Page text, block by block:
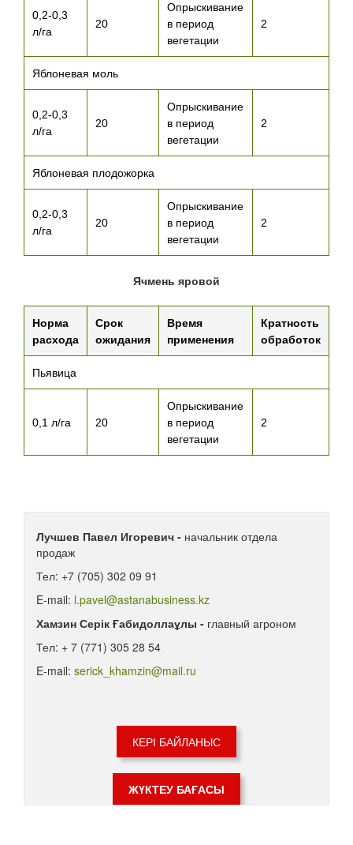
0,2-0,3
л/га
20
Опрыскивание
в период
вегетации
2
Яблоневая моль
0,2-0,3
л/га
20
Опрыскивание
в период
вегетации
2
Яблоневая плодожорка
0,2-0,3
л/га
20
Опрыскивание
в период
вегетации
2
Ячмень яровой
Норма
расхода
Срок
ожидания
Время
применения
Кратность
обработок
Пьявица
0,1 л/га 20
Опрыскивание
в период
вегетации
2
Лучшев Павел Игоревич - начальник отдела
продаж
Тел: +7 (705) 302 09 91
E-mail: l.pavel@astanabusiness.kz
Хамзин Серік Ғабидоллаұлы - главный агроном
Тел: + 7 (771) 305 28 54
E-mail: serick_khamzin@mail.ru
КЕРІ БАЙЛАНЫС
ЖҮКТЕУ БАҒАСЫ